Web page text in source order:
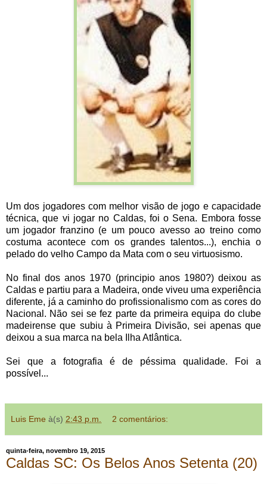
Um dos jogadores com melhor visão de jogo e capacidade
técnica, que vi jogar no Caldas, foi o Sena. Embora fosse
um jogador franzino (e um pouco avesso ao treino como
costuma acontece com os grandes talentos...), enchia o
pelado do velho Campo da Mata com o seu virtuosismo.
No final dos anos 1970 (principioanos 1980?) deixou as
Caldas e partiu para a Madeira, onde viveu uma experiência
diferente, já a caminho do profissionalismo com as cores do
Nacional. Não sei se fez parte da primeira equipa do clube
madeirense que subiu à Primeira Divisão, sei apenas que
deixou a sua marca na bela Ilha Atlântica.
Sei que a fotografia é de péssima qualidade. Foi a
possível...
Luis Eme à(s) 2:43 p.m. 2 comentários:
quinta-feira, novembro 19, 2015
Caldas SC: Os Belos Anos Setenta (20)